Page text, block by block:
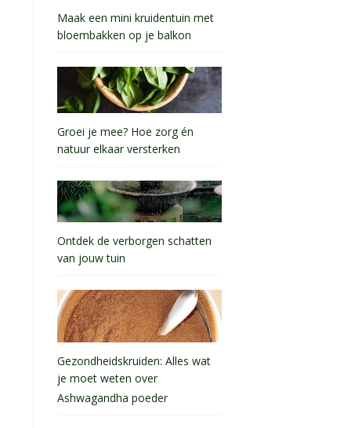
Maak een mini kruidentuin met
bloembakken op je balkon
Groei je mee? Hoe zorg én
natuur elkaar versterken
Ontdek de verborgen schatten
van jouw tuin
Gezondheidskruiden: Alles wat
je moet weten over
Ashwagandha poeder